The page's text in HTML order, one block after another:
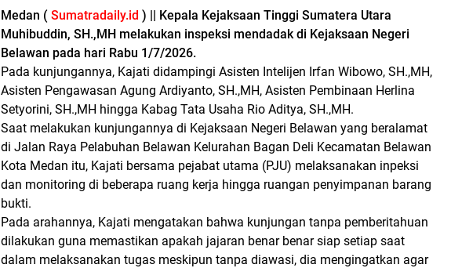
Medan ( Sumatradaily.id ) || Kepala Kejaksaan Tinggi Sumatera Utara
Muhibuddin, SH.,MH melakukan inspeksi mendadak di Kejaksaan Negeri
Belawan pada hari Rabu 1/7/2026.
Pada kunjungannya, Kajati didampingi Asisten Intelijen Irfan Wibowo, SH.,MH,
Asisten Pengawasan Agung Ardiyanto, SH.,MH, Asisten Pembinaan Herlina
Setyorini, SH.,MH hingga Kabag Tata Usaha Rio Aditya, SH.,MH.
Saat melakukan kunjungannya di Kejaksaan Negeri Belawan yang beralamat
di Jalan Raya Pelabuhan Belawan Kelurahan Bagan Deli Kecamatan Belawan
Kota Medan itu, Kajati bersama pejabat utama (PJU) melaksanakan inpeksi
dan monitoring di beberapa ruang kerja hingga ruangan penyimpanan barang
bukti.
Pada arahannya, Kajati mengatakan bahwa kunjungan tanpa pemberitahuan
dilakukan guna memastikan apakah jajaran benar benar siap setiap saat
dalam melaksanakan tugas meskipun tanpa diawasi, dia mengingatkan agar